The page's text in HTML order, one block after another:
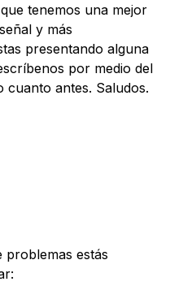
tenemos una mejor
y más
presentando alguna
por medio del
cuanto antes. Saludos.
problemas estás